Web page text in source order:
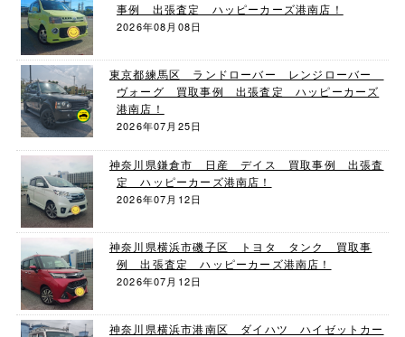
事例 出張査定 ハッピーカーズ港南店！
2026年08月08日
東京都練馬区 ランドローバー レンジローバー
ヴォーグ 買取事例 出張査定 ハッピーカーズ
港南店！
2026年07月25日
神奈川県鎌倉市 日産 デイス 買取事例 出張査
定 ハッピーカーズ港南店！
2026年07月12日
神奈川県横浜市磯子区 トヨタ タンク 買取事
例 出張査定 ハッピーカーズ港南店！
2026年07月12日
神奈川県横浜市港南区 ダイハツ ハイゼットカー